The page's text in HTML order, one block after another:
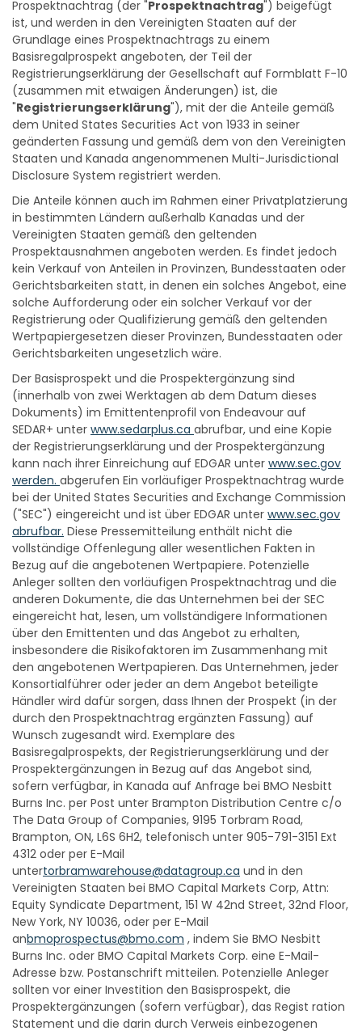
ist, und werden in den Vereinigten Staaten auf der
Grundlage eines Prospektnachtrags zu einem
Basisregalprospekt angeboten, der Teil der
Registrierungserklärung der Gesellschaft auf Formblatt F-10
(zusammen mit etwaigen Änderungen) ist, die
"Registrierungserklärung"), mit der die Anteile gemäß
dem United States Securities Act von 1933 in seiner
geänderten Fassung und gemäß dem von den Vereinigten
Staaten und Kanada angenommenen Multi-Jurisdictional
Disclosure System registriert werden.
Die Anteile können auch im Rahmen einer Privatplatzierung
in bestimmten Ländern außerhalb Kanadas und der
Vereinigten Staaten gemäß den geltenden
Prospektausnahmen angeboten werden. Es findet jedoch
kein Verkauf von Anteilen in Provinzen, Bundesstaaten oder
Gerichtsbarkeiten statt, in denen ein solches Angebot, eine
solche Aufforderung oder ein solcher Verkauf vor der
Registrierung oder Qualifizierung gemäß den geltenden
Wertpapiergesetzen dieser Provinzen, Bundesstaaten oder
Gerichtsbarkeiten ungesetzlich wäre.
Der Basisprospekt und die Prospektergänzung sind
(innerhalb von zwei Werktagen ab dem Datum dieses
Dokuments) im Emittentenprofil von Endeavour auf
SEDAR+ unterwww.sedarplus.caabrufbar, und eine Kopie
der Registrierungserklärung und der Prospektergänzung
kann nach ihrer Einreichung auf EDGAR unterwww.sec.gov
werden.abgerufen Ein vorläufiger Prospektnachtrag wurde
bei der United States Securities and Exchange Commission
("SEC") eingereicht und ist über EDGAR unterwww.sec.gov
abrufbar.Diese Pressemitteilung enthält nicht die
vollständige Offenlegung aller wesentlichen Fakten in
Bezug auf die angebotenen Wertpapiere. Potenzielle
Anleger sollten den vorläufigen Prospektnachtrag und die
anderen Dokumente, die das Unternehmen bei der SEC
eingereicht hat, lesen, um vollständigere Informationen
über den Emittenten und das Angebot zu erhalten,
insbesondere die Risikofaktoren im Zusammenhang mit
den angebotenen Wertpapieren. Das Unternehmen, jeder
Konsortialführer oder jeder an dem Angebot beteiligte
Händler wird dafür sorgen, dass Ihnen der Prospekt (in der
durch den Prospektnachtrag ergänzten Fassung) auf
Wunsch zugesandt wird. Exemplare des
Basisregalprospekts, der Registrierungserklärung und der
Prospektergänzungen in Bezug auf das Angebot sind,
sofern verfügbar, in Kanada auf Anfrage bei BMO Nesbitt
Burns Inc. per Post unter Brampton Distribution Centre c/o
The Data Group of Companies, 9195 Torbram Road,
Brampton, ON, L6S 6H2, telefonisch unter 905-791-3151 Ext
4312 oder per E-Mail
untertorbramwarehouse@datagroup.ca
Vereinigten Staaten bei BMO Capital Markets Corp, Attn:
Equity Syndicate Department, 151 W 42nd Street, 32nd Floor,
New York, NY 10036, oder per E-Mail
anbmoprospectus@bmo.com, indem Sie BMO Nesbitt
Burns Inc. oder BMO Capital Markets Corp. eine E-Mail-
Adresse bzw. Postanschrift mitteilen. Potenzielle Anleger
sollten vor einer Investition den Basisprospekt, die
Prospektergänzungen (sofern verfügbar), das Regist ration
Statement und die darin durch Verweis einbezogenen
Dokumente lesen.